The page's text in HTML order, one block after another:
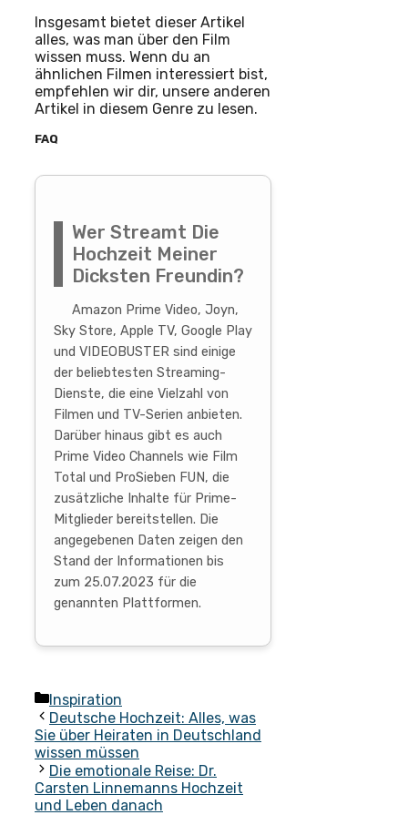
Insgesamt bietet dieser Artikel
alles, was man über den Film
wissen muss. Wenn du an
ähnlichen Filmen interessiert bist,
empfehlen wir dir, unsere anderen
Artikel in diesem Genre zu lesen.
FAQ
Wer Streamt Die
Hochzeit Meiner
Dicksten Freundin?
Amazon Prime Video, Joyn,
Sky Store, Apple TV, Google Play
und VIDEOBUSTER sind einige
der beliebtesten Streaming-
Dienste, die eine Vielzahl von
Filmen und TV-Serien anbieten.
Darüber hinaus gibt es auch
Prime Video Channels wie Film
Total und ProSieben FUN, die
zusätzliche Inhalte für Prime-
Mitglieder bereitstellen. Die
angegebenen Daten zeigen den
Stand der Informationen bis
zum 25.07.2023 für die
genannten Plattformen.
Kategorien
Inspiration
Deutsche Hochzeit: Alles, was
Sie über Heiraten in Deutschland
wissen müssen
Die emotionale Reise: Dr.
Carsten Linnemanns Hochzeit
und Leben danach